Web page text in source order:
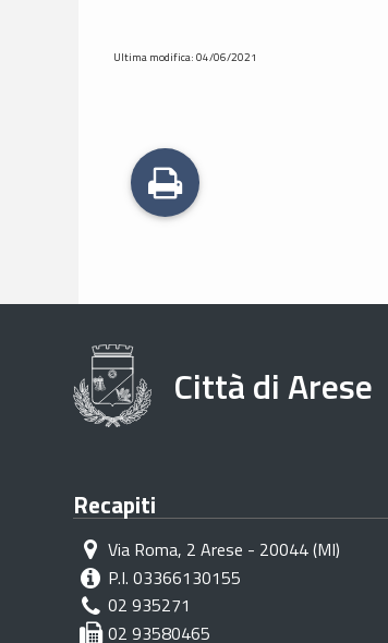
Ultima modifica: 04/06/2021
STAMPA
Città di Arese
Recapiti
Via Roma, 2 Arese - 20044 (MI)
P.I. 03366130155
02 935271
02 93580465